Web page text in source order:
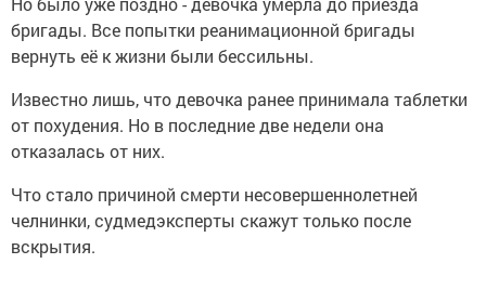
бригады. Все попытки реанимационной бригады
вернуть её к жизни были бессильны.
Известно лишь, что девочка ранее принимала таблетки
от похудения. Но в последние две недели она
отказалась от них.
Что стало причиной смерти несовершеннолетней
челнинки, судмедэксперты скажут только после
вскрытия.